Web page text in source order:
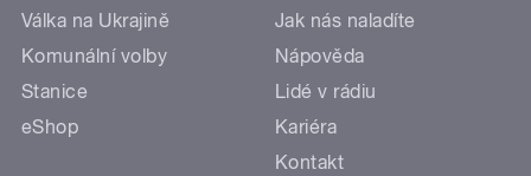
Válka na Ukrajině
Komunální volby
Stanice
eShop
Jak nás naladíte
Nápověda
Lidé v rádiu
Kariéra
Kontakt